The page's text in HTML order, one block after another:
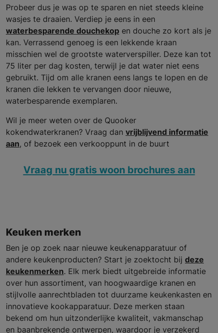
Probeer dus je was op te sparen en niet steeds kleine
wasjes te draaien. Verdiep je eens in een
waterbesparende douchekop en douche zo kort als je
kan. Verrassend genoeg is een lekkende kraan
misschien wel de grootste waterverspiller. Deze kan tot
75 liter per dag kosten, terwijl je dat water niet eens
gebruikt. Tijd om alle kranen eens langs te lopen en de
kranen die lekken te vervangen door nieuwe,
waterbesparende exemplaren.
Wil je meer weten over de Quooker
kokendwaterkranen? Vraag dan vrijblijvend informatie
aan, of bezoek een verkooppunt in de buurt
Vraag nu gratis woon brochures aan
Keuken merken
Ben je op zoek naar nieuwe keukenapparatuur of
andere keukenproducten? Start je zoektocht bij deze
keukenmerken. Elk merk biedt uitgebreide informatie
over hun assortiment, van hoogwaardige kranen en
stijlvolle aanrechtbladen tot duurzame keukenkasten en
innovatieve kookapparatuur. Deze merken staan
bekend om hun uitzonderlijke kwaliteit, vakmanschap
en baanbrekende ontwerpen, waardoor je verzekerd